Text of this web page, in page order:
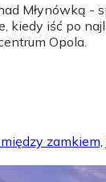
Młynówką -
kiedy iść po
Opola.